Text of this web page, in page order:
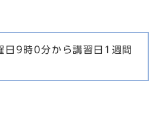
9時0分から講習日1週間